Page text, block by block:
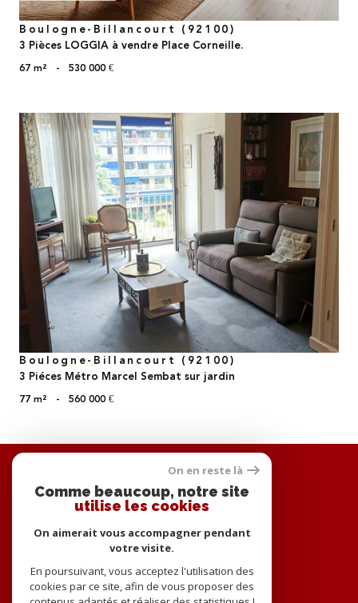
Boulogne-Billancourt (92100)
3 Pièces LOGGIA à vendre Place Corneille.
67 m² - 530 000 €
voir le bien
Boulogne-Billancourt (92100)
3 Piéces Métro Marcel Sembat sur jardin
77 m² - 560 000 €
connecter
espace propriétaire
Nous
adhérons
On en reste là
Comme beaucoup, notre site
utilise les cookies
On aimerait vous accompagner pendant
votre visite.
En poursuivant, vous acceptez l'utilisation des
cookies par ce site, afin de vous proposer des